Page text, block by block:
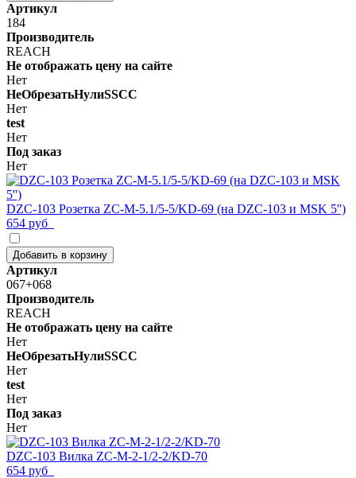
Артикул
184
Производитель
REACH
Не отображать цену на сайте
Нет
НеОбрезатьНулиSSCC
Нет
test
Нет
Под заказ
Нет
DZC-103 Розетка ZC-M-5.1/5-5/KD-69 (на DZC-103 и MSK 5'')
654 руб
Добавить в корзину
Артикул
067+068
Производитель
REACH
Не отображать цену на сайте
Нет
НеОбрезатьНулиSSCC
Нет
test
Нет
Под заказ
Нет
DZC-103 Вилка ZC-M-2-1/2-2/KD-70
654 руб